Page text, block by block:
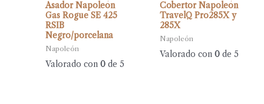
Asador Napoleón
Gas Rogue SE 425
RSIB
Negro/porcelana
Napoleón
Valorado con0 de 5
Cobertor Napoleón
TravelQ Pro285X y
285X
Napoleón
Valorado con 0de 5